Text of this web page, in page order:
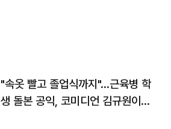
"속옷 빨고 졸업식까지"…근육병 학
생 돌본 공익, 코미디언 김규원이었